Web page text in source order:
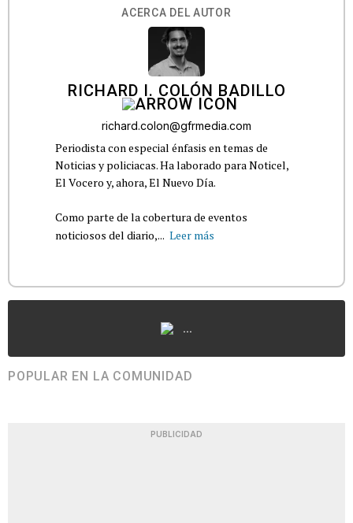
ACERCA DEL AUTOR
RICHARD I. COLÓN BADILLO
richard.colon@gfrmedia.com
Periodista con especial énfasis en temas de
Noticias y policiacas. Ha laborado para Noticel,
El Vocero y, ahora, El Nuevo Día.
Como parte de la cobertura de eventos
noticiosos del diario,... Leer más
...
POPULAR EN LA COMUNIDAD
PUBLICIDAD